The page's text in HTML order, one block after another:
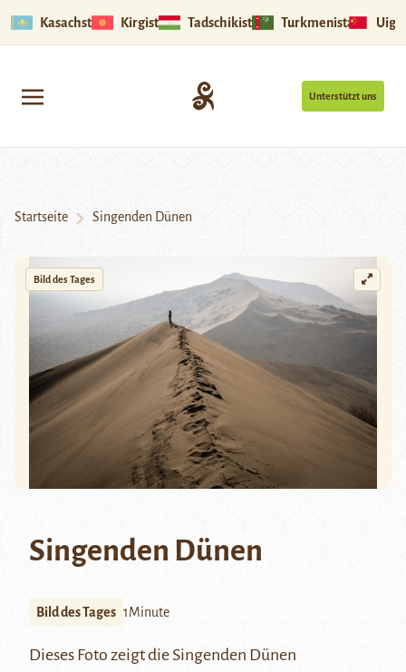
Kasachstan Kirgistan Tadschikistan Turkmenistan
Unterstützt uns
Startseite Singenden Dünen
Bild des Tages
Singenden Dünen
Bild des Tages 1Minute
Dieses Foto zeigt die Singenden Dünen